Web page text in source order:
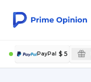
PayPal $ 5